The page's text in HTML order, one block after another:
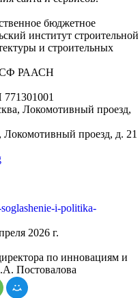
бюджетное
институт строительной
и строительных
РААСН
Локомотивный проезд,
проезд, д. 21
i-politika-
2026 г.
по инновациям и
Постовалова